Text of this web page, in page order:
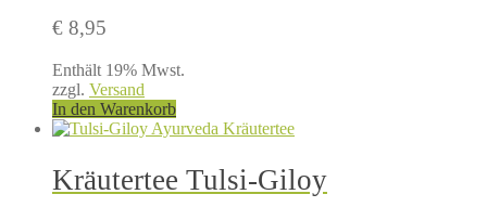
€ 8,95
Enthält 19% Mwst.
zzgl. Versand
In den Warenkorb
Kräutertee Tulsi-Giloy